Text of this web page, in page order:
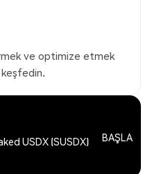
ve optimize etmek
USDX (SUSDX)
BAŞLA